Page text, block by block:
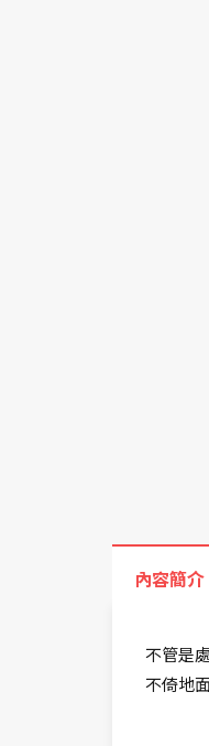
內容簡介
不管是
不倚地